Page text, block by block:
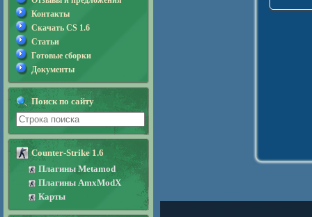
Контакты
Скачать CS 1.6
Статьи
Готовые сборки
Документы
Поиск по сайту
Counter-Strike 1.6
Плагины Metamod
Плагины AmxModX
Карты